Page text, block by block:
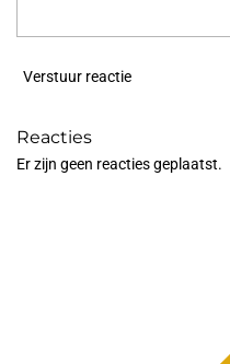
Verstuur reactie
Reacties
Er zijn geen reacties geplaatst.